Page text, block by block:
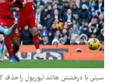
سیتی با درخشش هالند لیورپول را حذف